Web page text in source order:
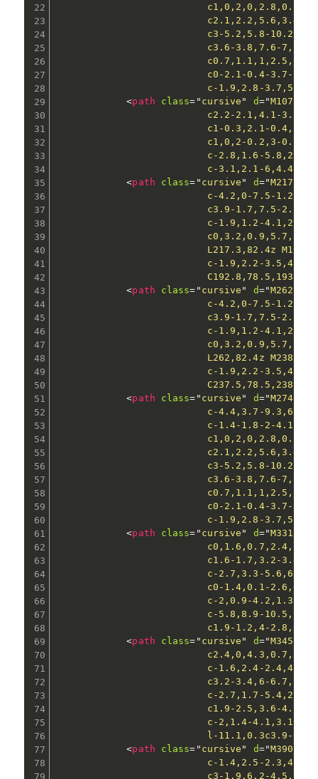
c3-5.2,5.8-
c3.6-3.8,7.6-
c0-2.1-0.4-3.7-
c-1.9,2.8-
<path class= " cursive " d="
c2.2-2.1,4.1-
c1-0.3,2.1-
c1,0,2-0.2,3-
c-2.8,1.6-
c-3.1,2.1-6,4.4-
<path class= " cursive " d="
c-4.2,0-7.5-1.2-
c3.9-1.7,7.5-
c-1.9,1.2-
L217.3,82.4z
c-1.9,2.2-
<path class= " cursive " d="
c-4.2,0-7.5-1.2-
c3.9-1.7,7.5-
c-1.9,1.2-
L262,82.4z
c-1.9,2.2-
<path class= " cursive " d="
c-4.4,3.7-
c-1.4-1.8-2-4.1-
c3-5.2,5.8-
c3.6-3.8,7.6-
c0-2.1-0.4-3.7-
c-1.9,2.8-
<path class= " cursive " d="
c1.6-1.7,3.2-
c-2.7,3.3-
c0-1.4,0.1-
c-2,0.9-4.2,1.3-
c-5.8,8.9-
c1.9-1.2,4-
<path class= " cursive " d="
c-1.6,2.4-
c3.2-3.4,6-
c-2.7,1.7-
c1.9-2.5,3.6-
c-2,1.4-4.1,3.1-
l-11.1,0.3c3.9-
<path class= " cursive " d="
c-1.4,2.5-
c3-1.9,6.2-